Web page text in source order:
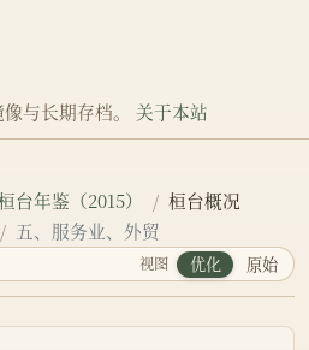
与长期存档。 关于本站
台年鉴（2015）
桓台概况
五、服务业、外贸
视图 优化 原始